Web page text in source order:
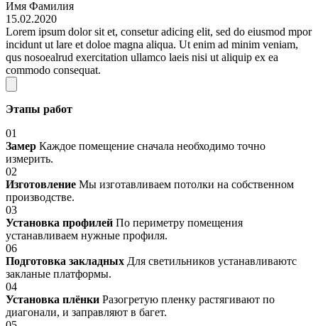
Имя Фамилия
15.02.2020
Lorem ipsum dolor sit et, consetur adicing elit, sed do eiusmod mpor
incidunt ut lare et doloe magna aliqua. Ut enim ad minim veniam,
qus nosoealrud exercitation ullamco laеis nisi ut aliquip ex ea
commodo consequat.
Этапы работ
01
Замер Каждое помещение сначала необходимо точно
измерить.
02
Изготовление Мы изготавливаем потолки на собственном
производстве.
03
Установка профилей По периметру помещения
устанавливаем нужные профиля.
06
Подготовка закладных Для светильников устанавливаютс
закланые платформы.
04
Установка плёнки Разогретую пленку растягивают по
диагонали, и заправляют в багет.